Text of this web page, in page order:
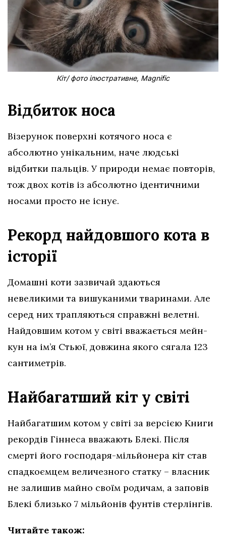
Кіт/ фото ілюстративне, Magnific
Відбиток носа
Візерунок поверхні котячого носа є
абсолютно унікальним, наче людські
відбитки пальців. У природи немає повторів,
тож двох котів із абсолютно ідентичними
носами просто не існує.
Рекорд найдовшого кота в
історії
Домашні коти зазвичай здаються
невеликими та вишуканими тваринами. Але
серед них трапляються справжні велетні.
Найдовшим котом у світі вважається мейн-
кун на ім’я Стьюї, довжина якого сягала 123
сантиметрів.
Найбагатший кіт у світі
Найбагатшим котом у світі за версією Книги
рекордів Гіннеса вважають Блекі. Після
смерті його господаря-мільйонера кіт став
спадкоємцем величезного статку – власник
не залишив майно своїм родичам, а заповів
Блекі близько 7 мільйонів фунтів стерлінгів.
Читайте також: